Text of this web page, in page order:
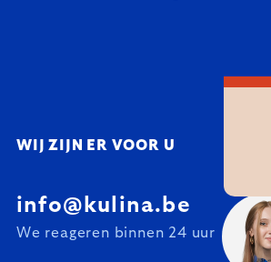
WIJ ZIJN ER VOOR U
info@kulina.be
We reageren binnen 24 uur